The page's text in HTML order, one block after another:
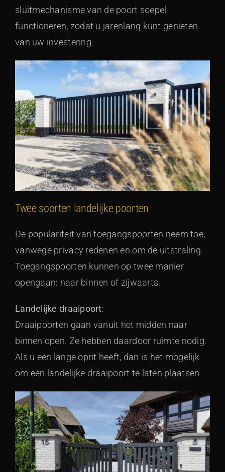
sluitmechanisme van de poort soepel
functioneren, zodat u jarenlang kunt genieten
van uw investering.
Twee soorten landelijke poorten
De populariteit van toegangspoorten neem toe,
vanwege privacy redenen en om de uitstraling.
Toegangspoorten kunnen op twee manier
opengaan: naar binnen of zijwaarts.
Landelijke draaipoort:
Draaipoorten gaan vanuit het midden naar
binnen open. Ze hebben daardoor ruimte nodig.
Als u een lange oprit heeft, dan is het mogelijk
om een landelijke draaipoort te laten plaatsen.